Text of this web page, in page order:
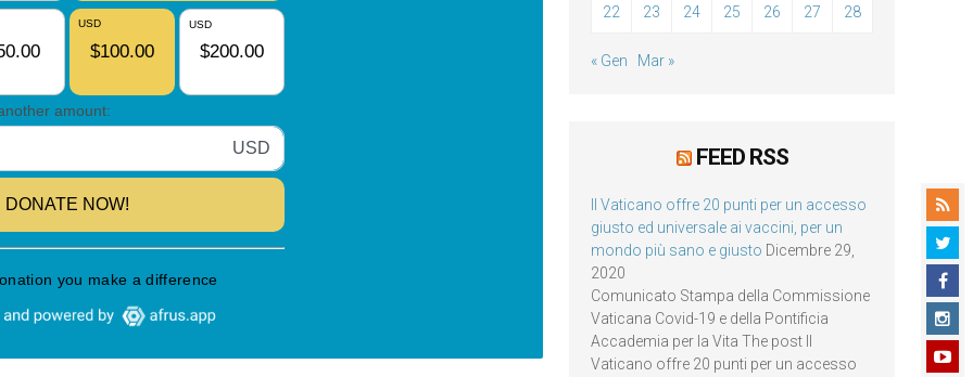
22 23 24 25 26 27 28
« Gen Mar »
FEED RSS
Il Vaticano offre 20 punti per un accesso
giusto ed universale ai vaccini, per un
mondo più sano e giusto Dicembre 29,
2020
Comunicato Stampa della Commissione
Vaticana Covid-19 e della Pontificia
Accademia per la Vita The post Il
Vaticano offre 20 punti per un accesso